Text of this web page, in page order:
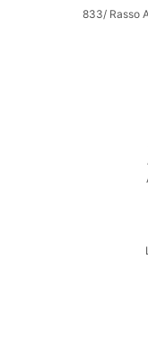
833/ Rasso